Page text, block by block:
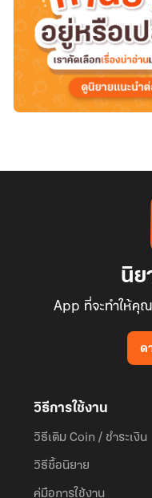
นิย
App ที่จะทำให้คุ
ด
วิธีการใช้งาน
วิธีเติม Coin / ชำระเงิน
วิธีซื้อนิยาย
คู่มือการใช้งาน